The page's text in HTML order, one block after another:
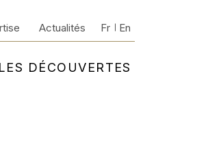
DÉCOUVERTES
Actualités Fr En